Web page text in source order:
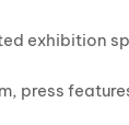
exhibition
press